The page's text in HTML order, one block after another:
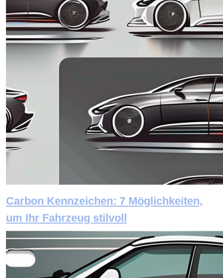
Carbon Kennzeichen: 7 Möglichkeiten,
um Ihr Fahrzeug stilvoll